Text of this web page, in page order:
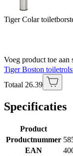
Tiger Colar
Voeg product toe aan
Tiger Boston
Totaal 26.39
Specificaties
Product
Productnummer
EAN